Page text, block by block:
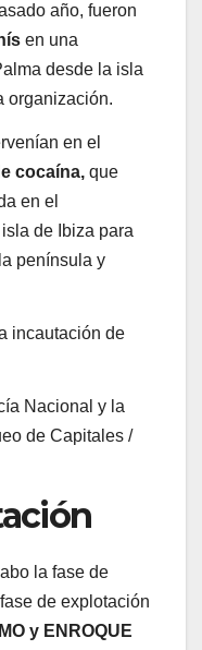
año, fueron
en una
desde la isla
organización.
en el
cocaína, que
en el
de Ibiza para
península y
incautación de
Nacional y la
de Capitales /
la fase de
de explotación
y ENROQUE